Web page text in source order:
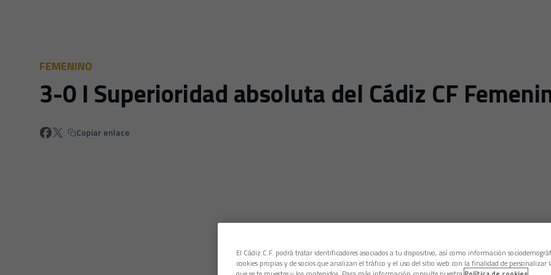
FEMENINO
3-0 I Superioridad absoluta del Cádiz CF
Copiar enlace
El Cádiz C.F. podrá tratar identificadores asociados a tu dispositivo, así como información
cookies propias y de socios que analizan el tráfico y el uso del sitio web con la finalidad de personalizar